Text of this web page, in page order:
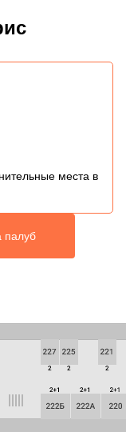
места в
палуб